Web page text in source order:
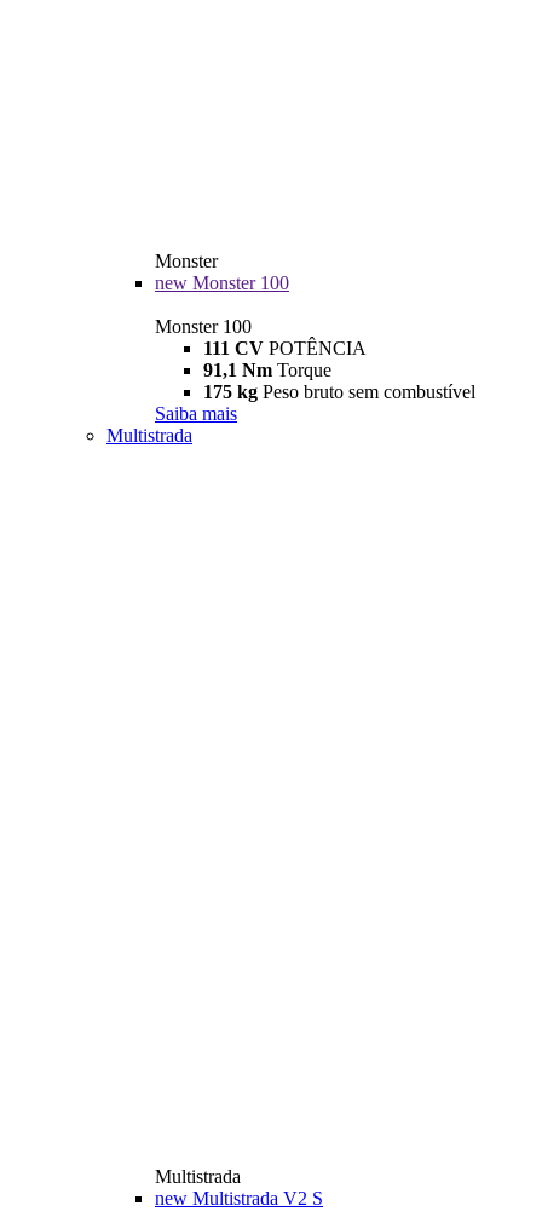
Monster
new Monster 100
Monster 100
111 CV POTÊNCIA
91,1 Nm Torque
175 kg Peso bruto sem combustível
Saiba mais
Multistrada
Multistrada
new Multistrada V2 S